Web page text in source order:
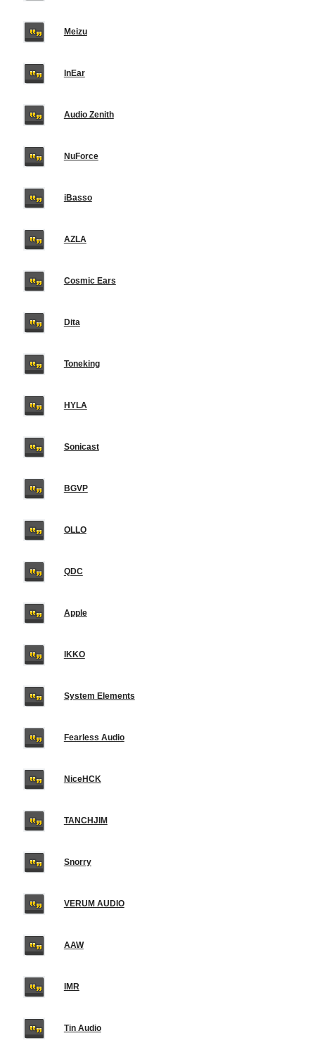
Meizu
InEar
Audio Zenith
NuForce
iBasso
AZLA
Cosmic Ears
Dita
Toneking
HYLA
Sonicast
BGVP
OLLO
QDC
Apple
IKKO
System Elements
Fearless Audio
NiceHCK
TANCHJIM
Snorry
VERUM AUDIO
AAW
IMR
Tin Audio